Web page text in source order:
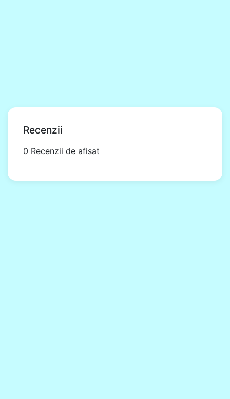
Recenzii
0 Recenzii de afisat